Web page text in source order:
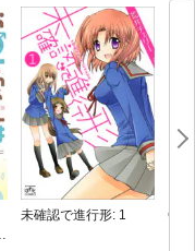
未確認で進行形: 1